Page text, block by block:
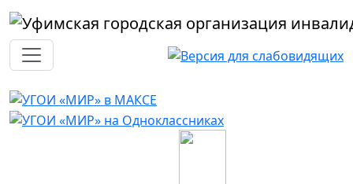
Перейти к основному содержанию